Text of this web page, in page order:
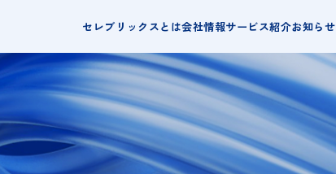
セレブリックスとは会社情報サービス紹介お知らせ